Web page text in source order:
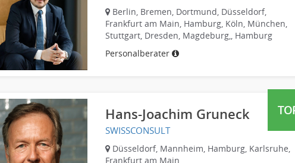
Berlin, Bremen, Dortmund, Düsseldorf,
Frankfurt am Main, Hamburg, Köln, München,
Stuttgart, Dresden, Magdeburg,, Hamburg
Personalberater
Hans-Joachim Gruneck
SWISSCONSULT
Düsseldorf, Mannheim, Hamburg, Karlsruhe,
Frankfurt am Main